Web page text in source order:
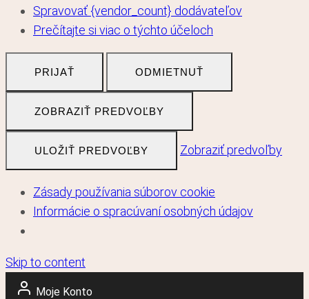
Spravovať {vendor_count} dodávateľov
Prečítajte si viac o týchto účeloch
PRIJAŤ ODMIETNUŤ
ZOBRAZIŤ PREDVOĽBY
ULOŽIŤ PREDVOĽBY Zobraziť predvoľby
Zásady používania súborov cookie
Informácie o spracúvaní osobných údajov
Skip to content
Moje Konto